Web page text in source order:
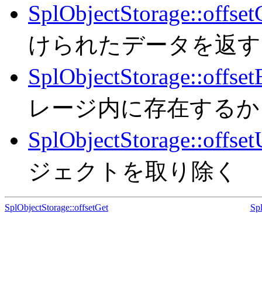
けられたデータを返す
レージ内に存在する
ジェクトを取り除く
SplObjectStorage::offsetGet